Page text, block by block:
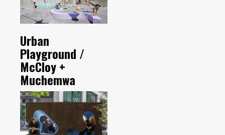
Urban
Playground /
McCloy +
Muchemwa